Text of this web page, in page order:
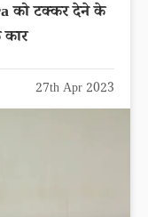
को टक्कर देने के
27th Apr 2023